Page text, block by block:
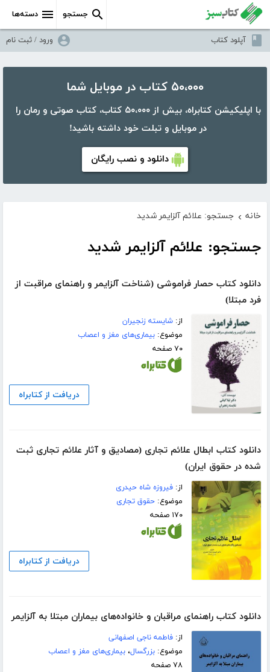
دسته‌ها جستجو
آپلود کتاب ورود / ثبت نام
۵۰،۰۰۰ کتاب در موبایل شما
با اپلیکیشن کتابراه، بیش از ۵۰،۰۰۰ کتاب، کتاب صوتی و رمان را
در موبایل و تبلت خود داشته باشید!
دانلود و نصب رایگان
خانه › جستجو: علائم آلزایمر شدید
جستجو: علائم آلزایمر شدید
دانلود کتاب حصار فراموشی (شناخت آلزایمر و راهنمای مراقبت از
فرد مبتلا)
از:شایسته زنجیران
موضوع:بیماری‌های مغز و اعصاب
۷۰ صفحه
دریافت از کتابراه
دانلود کتاب ابطال علائم تجاری (مصادیق و آثار علائم تجاری ثبت
شده در حقوق ایران)
از:فیروزه شاه حیدری
موضوع:حقوق تجاری
۱۷۰ صفحه
دریافت از کتابراه
دانلود کتاب راهنمای مراقبان و خانواده‌های بیماران مبتلا به آلزایمر
از:فاطمه ناجی اصفهانی
موضوع:بزرگسال،بیماری‌های مغز و اعصاب
۷۸ صفحه